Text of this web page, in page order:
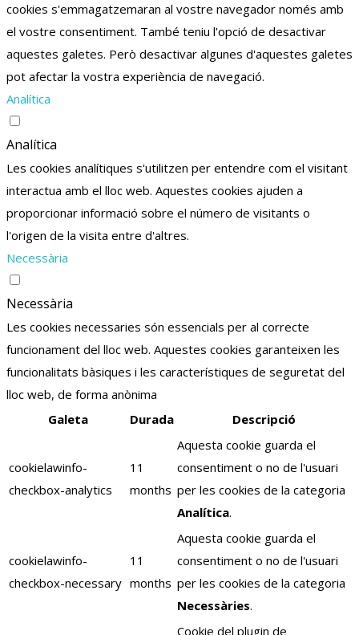
cookies s'emmagatzemaran al vostre navegador només amb
el vostre consentiment. També teniu l'opció de desactivar
aquestes galetes. Però desactivar algunes d'aquestes galetes
pot afectar la vostra experiència de navegació.
Analítica
Analítica
Les cookies analítiques s'utilitzen per entendre com el visitant
interactua amb el lloc web. Aquestes cookies ajuden a
proporcionar informació sobre el número de visitants o
l'origen de la visita entre d'altres.
Necessària
Necessària
Les cookies necessaries són essencials per al correcte
funcionament del lloc web. Aquestes cookies garanteixen les
funcionalitats bàsiques i les característiques de seguretat del
lloc web, de forma anònima
Galeta
Durada Descripció
cookielawinfo-
checkbox-analytics
11
months
Aquesta cookie guarda el
consentiment o no de l'usuari
per les cookies de la categoria
Analítica.
cookielawinfo-
checkbox-necessary
11
months
Aquesta cookie guarda el
consentiment o no de l'usuari
per les cookies de la categoria
Necessàries.
Cookie del plugin de